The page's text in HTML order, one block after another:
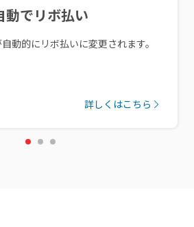
動でリボ払い
動的にリボ払いに変更されます。
詳しくはこちら